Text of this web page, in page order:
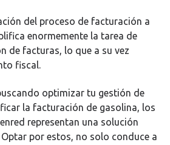
del proceso de facturación a
enormemente la tarea de
de facturas, lo que a su vez
fiscal.
optimizar tu gestión de
la facturación de gasolina, los
representan una solución
por estos, no solo conduce a